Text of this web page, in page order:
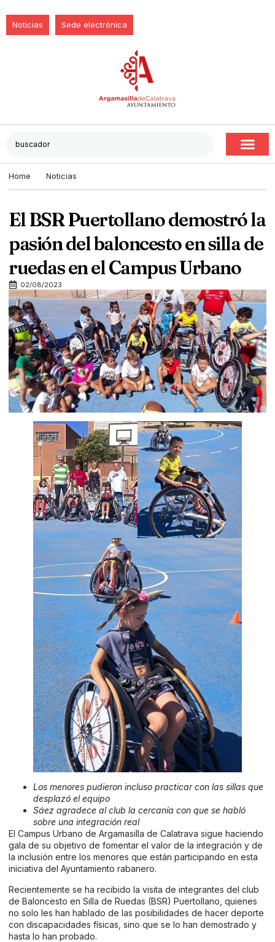
Noticias Sede electrónica
Home Noticias
El BSR Puertollano demostró la
pasión del baloncesto en silla de
ruedas en el Campus Urbano
02/08/2023
Los menores pudieron incluso practicar con las sillas que
desplazó el equipo
Sáez agradece al club la cercanía con que se habló
sobre una integración real
El Campus Urbano de Argamasilla de Calatrava sigue haciendo
gala de su objetivo de fomentar el valor de la integración y de
la inclusión entre los menores que están participando en esta
iniciativa del Ayuntamiento rabanero.
Recientemente se ha recibido la visita de integrantes del club
de Baloncesto en Silla de Ruedas (BSR) Puertollano, quienes
no solo les han hablado de las posibilidades de hacer deporte
con discapacidades físicas, sino que se lo han demostrado y
hasta lo han probado.